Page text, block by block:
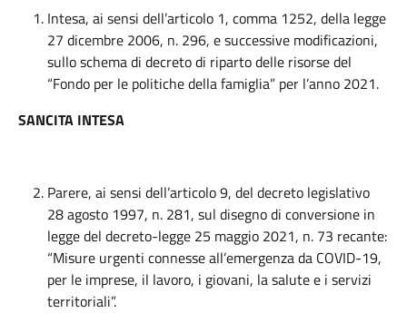
Intesa, ai sensi dell’articolo 1, comma 1252, della legge
27 dicembre 2006, n. 296, e successive modificazioni,
sullo schema di decreto di riparto delle risorse del
“Fondo per le politiche della famiglia” per l’anno 2021.
SANCITA INTESA
Parere, ai sensi dell’articolo 9, del decreto legislativo
28 agosto 1997, n. 281, sul disegno di conversione in
legge del decreto-legge 25 maggio 2021, n. 73 recante:
“Misure urgenti connesse all’emergenza da COVID-19,
per le imprese, il lavoro, i giovani, la salute e i servizi
territoriali”.